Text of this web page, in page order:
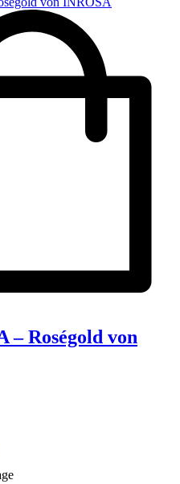
– Roségold von